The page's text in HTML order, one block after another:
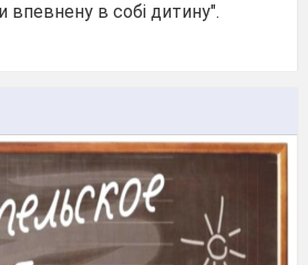
впевнену в собі дитину".